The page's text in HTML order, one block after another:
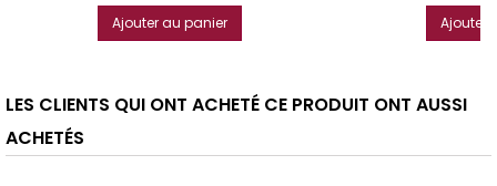
Ajouter au panier Ajouter
LES CLIENTS QUI ONT ACHETÉ CE PRODUIT ONT AUSSI
ACHETÉS